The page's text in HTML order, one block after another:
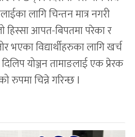
लागि चिन्तन मात्र नगरी
आपत-बिपतमा परेका र
भएका विद्यार्थीहरुका लागि खर्च
योञ्जन तामाङलाई एक प्रेरक
रुपमा चिन्ने गरिन्छ l